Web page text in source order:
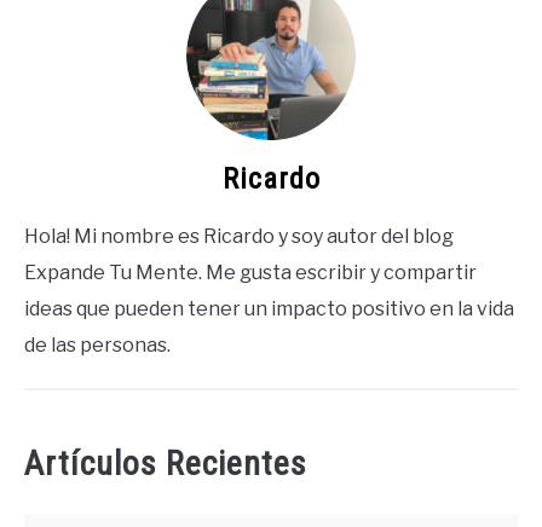
Ricardo
Hola! Mi nombre es Ricardo y soy autor del blog
Expande Tu Mente. Me gusta escribir y compartir
ideas que pueden tener un impacto positivo en la vida
de las personas.
Artículos Recientes